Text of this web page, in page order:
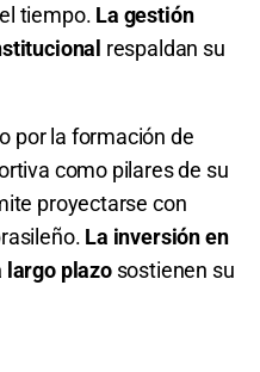
S/ 24
tiempo. La gestión
respaldan su
por la formación de
como pilares de su
proyectarse con
La inversión en
largo plazosostienen su